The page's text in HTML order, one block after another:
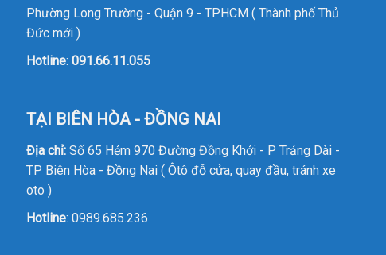
Phường Long Trường - Quận 9 - TPHCM ( Thành phố Thủ
Đức mới )
Hotline:091.66.11.055
TẠI BIÊN HÒA - ĐỒNG NAI
Địa chỉ: Số 65 Hẻm 970 Đường Đồng Khởi - P Trảng Dài -
TP Biên Hòa - Đồng Nai ( Ôtô đỗ cửa, quay đầu, tránh xe
oto )
Hotline:0989.685.236